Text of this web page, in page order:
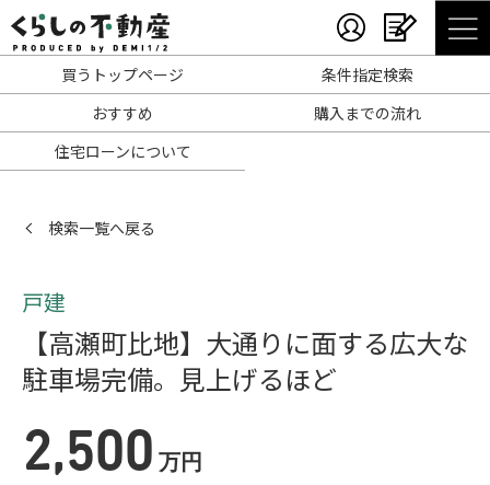
買うトップページ
条件指定検索
おすすめ
購入までの流れ
住宅ローンについて
【高瀬町比地】大通りに面する広大な
駐車場完備。見上げるほど
戸建
検索一覧へ戻る
2,500 万円